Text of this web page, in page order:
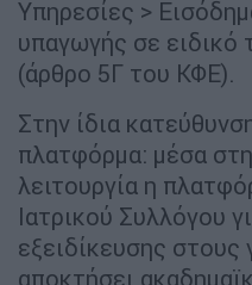
Υπηρεσίες >
υπαγωγής σε
(άρθρο 5Γ του ΚΦΕ).
Στην ίδια
πλατφόρμα: μέσα
λειτουργία η
Ιατρικού Συλλόγου
εξειδίκευσης στους
αποκτήσει